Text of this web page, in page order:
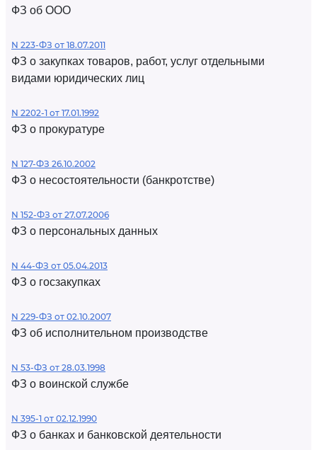
ФЗ об ООО
N 223-ФЗ от 18.07.2011
ФЗ о закупках товаров, работ, услуг отдельными
видами юридических лиц
N 2202-1 от 17.01.1992
ФЗ о прокуратуре
N 127-ФЗ 26.10.2002
ФЗ о несостоятельности (банкротстве)
N 152-ФЗ от 27.07.2006
ФЗ о персональных данных
N 44-ФЗ от 05.04.2013
ФЗ о госзакупках
N 229-ФЗ от 02.10.2007
ФЗ об исполнительном производстве
N 53-ФЗ от 28.03.1998
ФЗ о воинской службе
N 395-1 от 02.12.1990
ФЗ о банках и банковской деятельности